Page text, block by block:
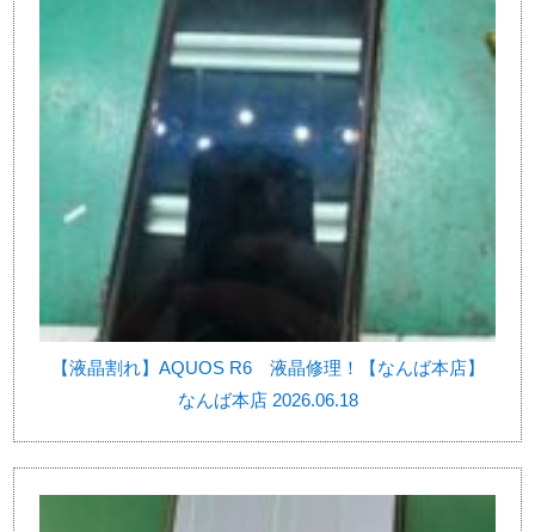
【液晶割れ】AQUOS R6 液晶修理！【なんば本店】
なんば本店 2026.06.18